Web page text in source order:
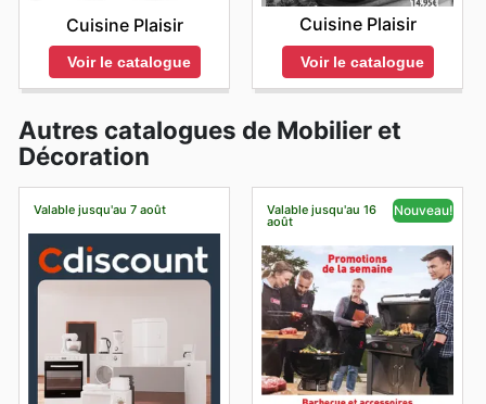
Cuisine Plaisir
Voir le catalogue
Cuisine Plaisir
Voir le catalogue
Autres catalogues de Mobilier et
Décoration
Valable jusqu'au 7 août Valable jusqu'au 16
août
Nouveau!